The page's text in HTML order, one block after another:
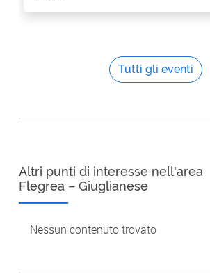
Tutti gli eventi
Altri punti di interesse nell'area
Flegrea – Giuglianese
Nessun contenuto trovato